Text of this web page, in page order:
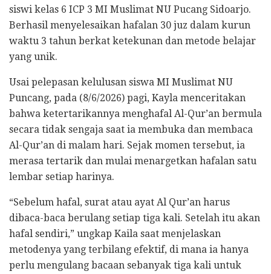
siswi kelas 6 ICP 3 MI Muslimat NU Pucang Sidoarjo.
Berhasil menyelesaikan hafalan 30 juz dalam kurun
waktu 3 tahun berkat ketekunan dan metode belajar
yang unik.
​Usai pelepasan kelulusan siswa MI Muslimat NU
Puncang, pada (8/6/2026) pagi, Kayla menceritakan
bahwa ketertarikannya menghafal Al-Qur’an bermula
secara tidak sengaja saat ia membuka dan membaca
Al-Qur’an di malam hari. Sejak momen tersebut, ia
merasa tertarik dan mulai menargetkan hafalan satu
lembar setiap harinya.
“Sebelum hafal, surat atau ayat Al Qur’an harus
dibaca-baca berulang setiap tiga kali. Setelah itu akan
hafal sendiri,” ungkap Kaila saat menjelaskan
metodenya yang terbilang efektif, di mana ia hanya
perlu mengulang bacaan sebanyak tiga kali untuk